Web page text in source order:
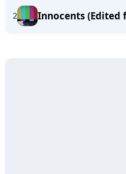
2 Innocents (Edited